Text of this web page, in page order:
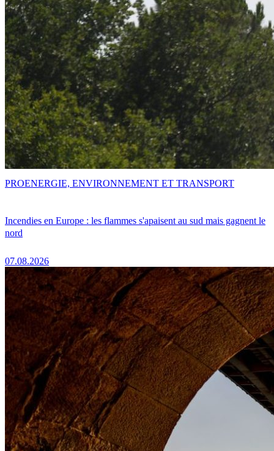
Incendies en Europe : les flammes s'apaisent au sud mais gagnent le
nord
07.08.2026
PROENERGIE, ENVIRONNEMENT ET TRANSPORT